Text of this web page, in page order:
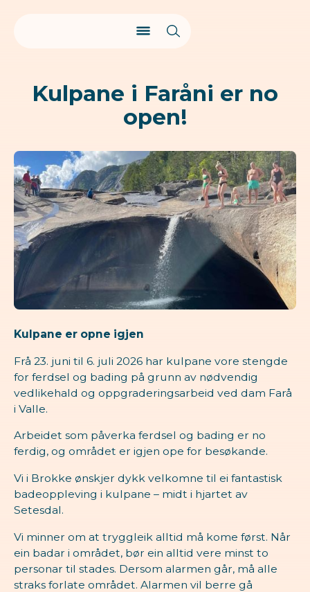
Kulpane i Faråni er no
open!
Kulpane er opne igjen
Frå 23. juni til 6. juli 2026 har kulpane vore stengde
for ferdsel og bading på grunn av nødvendig
vedlikehald og oppgraderingsarbeid ved dam Farå
i Valle.
Arbeidet som påverka ferdsel og bading er no
ferdig, og området er igjen ope for besøkande.
Vi i Brokke ønskjer dykk velkomne til ei fantastisk
badeoppleving i kulpane – midt i hjartet av
Setesdal.
Vi minner om at tryggleik alltid må kome først. Når
ein badar i området, bør ein alltid vere minst to
personar til stades. Dersom alarmen går, må alle
straks forlate området. Alarmen vil berre gå